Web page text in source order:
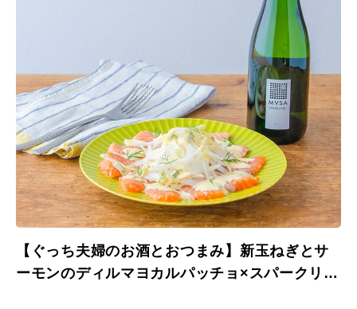
【ぐっち夫婦のお酒とおつまみ】新玉ねぎとサ
ーモンのディルマヨカルパッチョ×スパークリン